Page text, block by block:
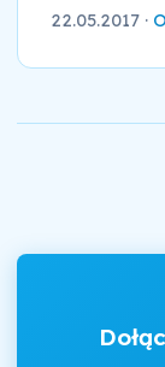
22.05.2017·